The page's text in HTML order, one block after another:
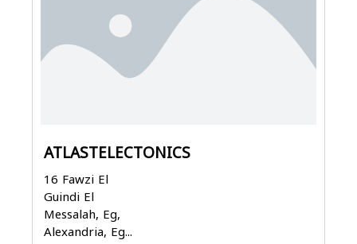
ATLASTELECTONICS
16 Fawzi El
Guindi El
Messalah, Eg,
Alexandria, Eg...